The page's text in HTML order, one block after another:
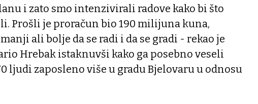
i zato smo intenzivirali radove kako bi što
Prošli je proračun bio 190 milijuna kuna,
ali bolje da se radi i da se gradi - rekao je
Hrebak istaknuvši kako ga posebno veseli
ljudi zaposleno više u gradu Bjelovaru u odnosu